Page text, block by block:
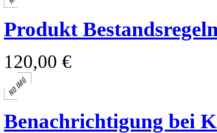
Produkt
120,00 €
Benachrichtigung bei